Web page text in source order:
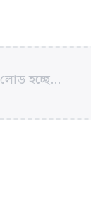
লোড হচ্ছে...